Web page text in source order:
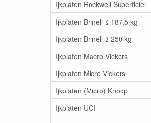
Ijkplaten Rockwell Superficiel
Ijkplaten Brinell ≤ 187,5 kg
Ijkplaten Brinell ≥ 250 kg
Ijkplaten Macro Vickers
Ijkplaten Micro Vickers
Ijkplaten (Micro) Knoop
Ijkplaten UCI